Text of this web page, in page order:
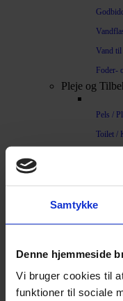
Samtykke
Denne hjemmeside
Vi bruger cookies til
funktioner til sociale
Vand
Foder-
Pleje og
Pels /
Toilet /
Bure